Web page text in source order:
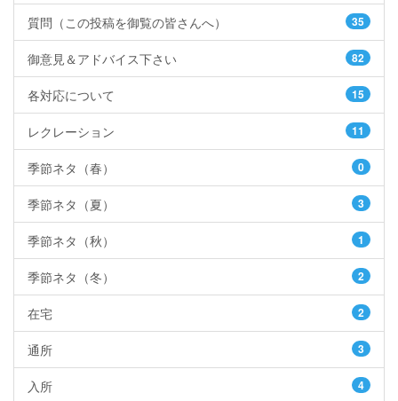
質問（この投稿を御覧の皆さんへ） 35
御意見＆アドバイス下さい 82
各対応について 15
レクレーション 11
季節ネタ（春） 0
季節ネタ（夏） 3
季節ネタ（秋） 1
季節ネタ（冬） 2
在宅 2
通所 3
入所 4